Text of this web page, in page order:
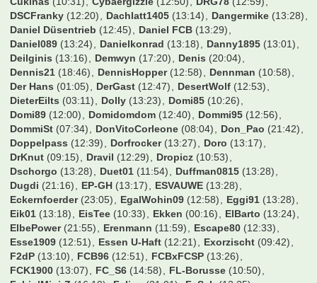
Cukinas (10:31) Cybaergizzle (12:50) DRG78 (12:59)
DSCFranky (12:20) Dachlatt1405 (13:14) Dangermike (13:28)
Daniel Düsentrieb (12:45) Daniel FCB (13:29)
Daniel089 (13:24) Danielkonrad (13:18) Danny1895 (13:01)
Deilginis (13:16) Demwyn (17:20) Denis (20:04)
Dennis21 (18:46) DennisHopper (12:58) Dennman (10:58)
Der Hans (01:05) DerGast (12:47) DesertWolf (12:53)
DieterEilts (03:11) Dolly (13:23) Domi85 (10:26)
Domi89 (12:00) Domidomdom (12:40) Dommi95 (12:56)
DommiSt (07:34) DonVitoCorleone (08:04) Don_Pao (21:42)
Doppelpass (12:39) Dorfrocker (13:27) Doro (13:17)
DrKnut (09:15) Dravil (12:29) Dropicz (10:53)
Dschorgo (13:28) Duet01 (11:54) Duffman0815 (13:28)
Dugdi (21:16) EP-GH (13:17) ESVAUWE (13:28)
Eckernfoerder (23:05) EgalWohin09 (12:58) Eggi91 (13:28)
Eik01 (13:18) EisTee (10:33) Ekken (00:16) ElBarto (13:24)
ElbePower (21:55) Erenmann (11:59) Escape80 (12:33)
Esse1909 (12:51) Essen U-Haft (12:21) Exorzischt (09:42)
F2dP
(13:10) FCB96 (12:51) FCBxFCSP
(13:26)
FCK1900 (13:07) FC_S6 (14:58) FL-Borusse (10:50)